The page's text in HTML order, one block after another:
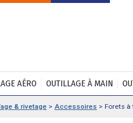
AÉRO OUTILLAGE À MAIN
& rivetage > Accessoires > Forets